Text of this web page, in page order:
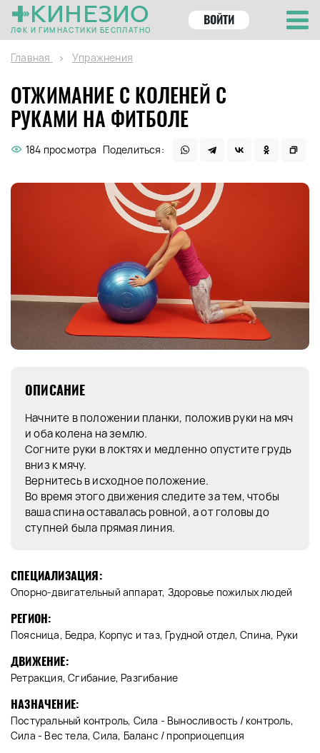
КИНЕЗИО
ЛФК И ГИМНАСТИКИ БЕСПЛАТНО
ВОЙТИ
Главная Упражнения
ОТЖИМАНИЕ С КОЛЕНЕЙ С
РУКАМИ НА ФИТБОЛЕ
184 просмотра Поделиться:
ОПИСАНИЕ
Начните в положении планки, положив руки на мяч
и оба колена на землю.
Согните руки в локтях и медленно опустите грудь
вниз к мячу.
Вернитесь в исходное положение.
Во время этого движения следите за тем, чтобы
ваша спина оставалась ровной, а от головы до
ступней была прямая линия.
СПЕЦИАЛИЗАЦИЯ:
Опорно-двигательный аппарат, Здоровье пожилых людей
РЕГИОН:
Поясница, Бедра, Корпус и таз, Грудной отдел, Спина, Руки
ДВИЖЕНИЕ:
Ретракция, Сгибание, Разгибание
НАЗНАЧЕНИЕ:
Постуральный контроль, Сила - Выносливость / контроль,
Сила - Вес тела, Сила, Баланс / проприоцепция